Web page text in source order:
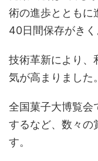
術の進歩ととも
40日間保存がきく
技術革新により、
気が高まりました。
全国菓子大博覧会
するなど、数々の
す。